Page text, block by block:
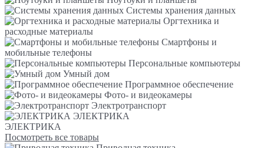
Системы хранения данных
Оргтехника и
расходные материалы
Смартфоны и
мобильные телефоны
Персональные компьютеры
Умный дом
Программное обеспечение
Фото- и видеокамеры
Электротранспорт
ЭЛЕКТРИКА
ЭЛЕКТРИКА
Посмотреть все товары